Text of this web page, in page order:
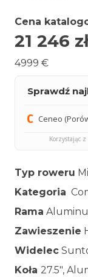
Cena
21 246 zł
4999 €
Sprawdź
Ceneo
Korzystając
Typ roweru
Kategoria
Rama
Zawieszenie
Widelec
Koła 27.5″,